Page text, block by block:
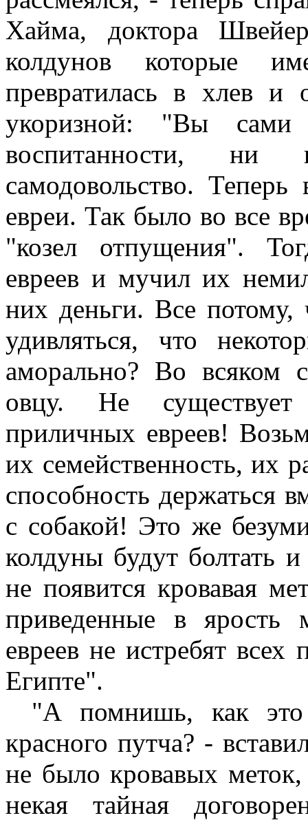
Хайма, доктора
колдунов которые
превратилась в хлев
укоризной: "Вы
воспитанности,
самодовольство.
евреи. Так было во все
"козел отпущения".
евреев и мучил их
них деньги. Все
удивляться, что
аморально? Во всяком
овцу. Не
приличных евреев!
их семейственность, их
способность держаться
с собакой! Это же
колдуны будут болтать
не появится кровавая
приведенные в ярость
евреев не истребят
Египте".
"А помнишь, как
красного путча? -
не было кровавых
некая тайная